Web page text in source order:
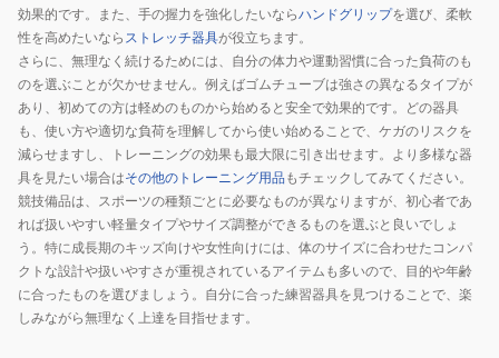
効果的です。また、手の握力を強化したいならハンドグリップを選び、柔軟
性を高めたいなら ストレッチ器具が役立ちます。
さらに、無理なく続けるためには、自分の体力や運動習慣に合った負荷のも
のを選ぶことが欠かせません。例えばゴムチューブは強さの異なるタイプが
あり、初めての方は軽めのものから始めると安全で効果的です。どの器具
も、使い方や適切な負荷を理解してから使い始めることで、ケガのリスクを
減らせますし、トレーニングの効果も最大限に引き出せます。より多様な器
具を見たい場合はその他のトレーニング用品もチェックしてみてください。
競技備品は、スポーツの種類ごとに必要なものが異なりますが、初心者であ
れば扱いやすい軽量タイプやサイズ調整ができるものを選ぶと良いでしょ
う。特に成長期のキッズ向けや女性向けには、体のサイズに合わせたコンパ
クトな設計や扱いやすさが重視されているアイテムも多いので、目的や年齢
に合ったものを選びましょう。自分に合った練習器具を見つけることで、楽
しみながら無理なく上達を目指せます。